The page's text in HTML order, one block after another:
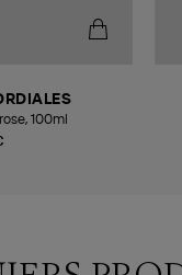
100ml